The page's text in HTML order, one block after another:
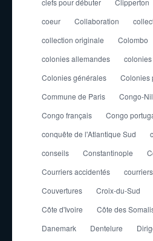
clefs pour débuter
Clipperton
coeur
Collaboration
collection originale
Colombo
colonies allemandes
Colonies générales
Colonies
Commune de Paris
Congo-Nil
Congo français
Congo
conquête de l'Atlantique Sud
conseils
Constantinople
Courriers accidentés
Couvertures
Croix-du-Sud
Côte d'Ivoire
Côte des
Danemark
Dentelure